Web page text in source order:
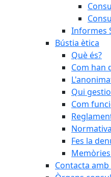
Informes
Bústia ètica
Què és?
Com han
Qui
Com
Normativa
Fes la
Contacta